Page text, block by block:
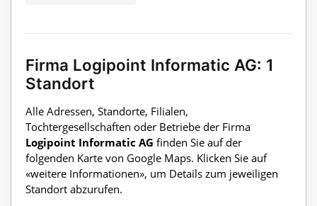
Firma Logipoint Informatic AG: 1
Standort
Alle Adressen, Standorte, Filialen,
Tochtergesellschaften oder Betriebe der Firma
Logipoint Informatic AG finden Sie auf der
folgenden Karte von Google Maps. Klicken Sie auf
«weitere Informationen», um Details zum jeweiligen
Standort abzurufen.